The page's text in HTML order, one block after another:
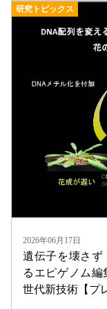
研究トピックス
2026年06月17日
遺伝子を壊さず
るエピゲノム
世代新技術【プ